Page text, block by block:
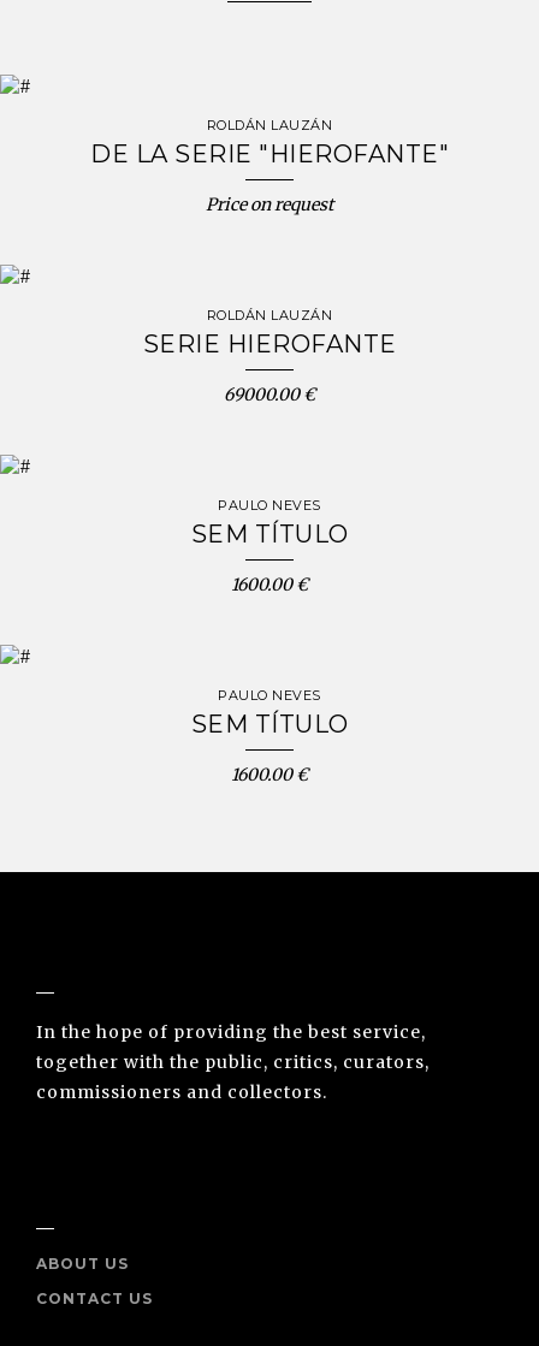
ROLDÁN LAUZÁN
DE LA SERIE "HIEROFANTE"
Price on request
ROLDÁN LAUZÁN
SERIE HIEROFANTE
69000.00 €
PAULO NEVES
SEM TÍTULO
1600.00 €
PAULO NEVES
SEM TÍTULO
1600.00 €
In the hope of providing the best service,
together with the public, critics, curators,
commissioners and collectors.
ABOUT US
CONTACT US